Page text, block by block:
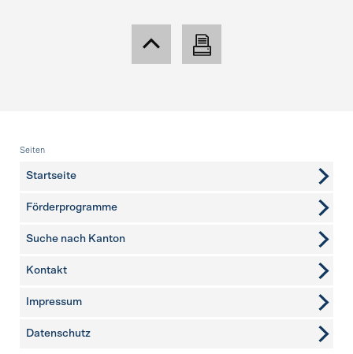
Fusszeile
Seiten
Startseite
Förderprogramme
Suche nach Kanton
weitere Seiten
Kontakt
Impressum
Datenschutz